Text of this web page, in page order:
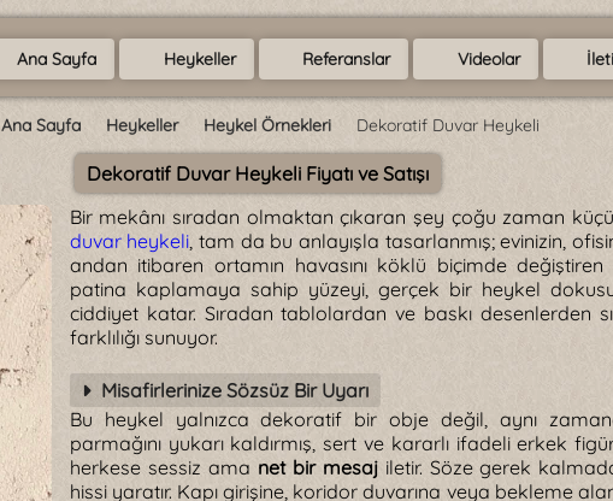
Ana Sayfa Heykeller Referanslar Videolar
Ana Sayfa Heykeller Heykel Örnekleri Dekoratif Duvar Heykeli
Dekoratif Duvar Heykeli Fiyatı ve Satışı
Bir mekânı sıradan olmaktan çıkaran şey çoğu zaman
duvar heykeli, tam da bu anlayışla tasarlanmış; evinizin,
andan itibaren ortamın havasını köklü biçimde değiştiren
patina kaplamaya sahip yüzeyi, gerçek bir heykel
ciddiyet katar. Sıradan tablolardan ve baskı desenlerden
farklılığı sunuyor.
Misafirlerinize Sözsüz Bir Uyarı
Bu heykel yalnızca dekoratif bir obje değil, aynı
parmağını yukarı kaldırmış, sert ve kararlı ifadeli erkek
herkese sessiz ama net bir mesajiletir. Söze gerek
hissi yaratır. Kapı girişine, koridor duvarına veya bekleme